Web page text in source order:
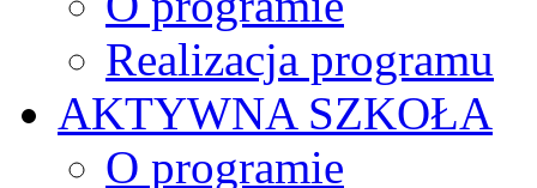
Realizacja programu
AKTYWNA SZKOŁA
O programie